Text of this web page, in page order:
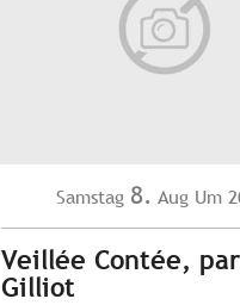
Samstag 8. Aug Um
Veillée Contée,
Gilliot